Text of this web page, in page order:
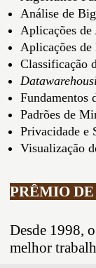
Análise de
Aplicações
Aplicações de
Classificação
Fundamentos
Padrões de
Privacidade e
Visualização
PRÊMIO
Desde 1998,
melhor